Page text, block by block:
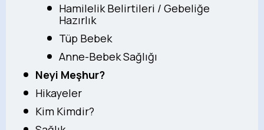
Hamilelik Belirtileri / Gebeliğe
Hazırlık
Tüp Bebek
Anne-Bebek Sağlığı
Neyi Meşhur?
Hikayeler
Kim Kimdir?